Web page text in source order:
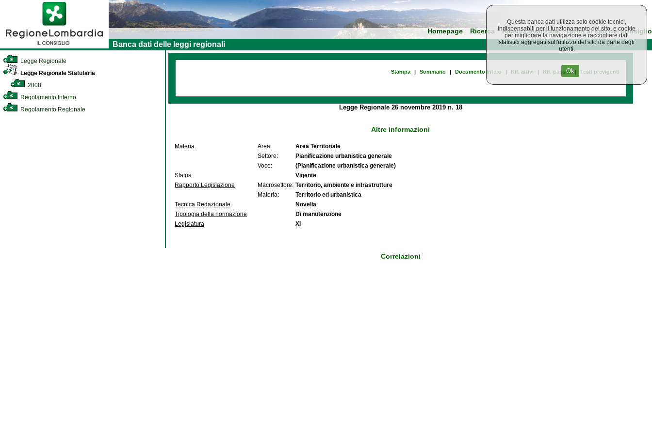
Homepage Ricerca Ricerca avanzata Torna al sito del consiglio
Banca dati delle leggi regionali
Legge Regionale
Legge Regionale Statutaria
2008
Regolamento Interno
Regolamento Regionale
Stampa | Sommario | Documento Intero | Rif. attivi | Rif. passivi | Testi previgenti
Legge Regionale 26 novembre 2019 n. 18
Altre informazioni
Materia Area:
Area Territoriale
Settore:
Pianificazione urbanistica generale
Voce:
(Pianificazione urbanistica generale)
Status
Vigente
Rapporto Legislazione
Macrosettore: Territorio, ambiente e infrastrutture
Materia:
Territorio ed urbanistica
Tecnica Redazionale
Novella
Tipologia della normazione
Di manutenzione
Legislatura
XI
Correlazioni
Questa banca dati utilizza solo cookie tecnici,
indispensabili per il funzionamento del sito, e cookie
per migliorare la navigazione e raccogliere dati
statistici aggregati sull'utilizzo del sito da parte degli
utenti.
Ok